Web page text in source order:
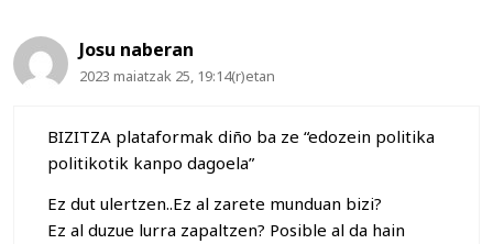
Josu naberan
2023 maiatzak 25, 19:14(r)etan
BIZITZA plataformak diño ba ze “edozein politika
politikotik kanpo dagoela”
Ez dut ulertzen..Ez al zarete munduan bizi?
Ez al duzue lurra zapaltzen? Posible al da hain